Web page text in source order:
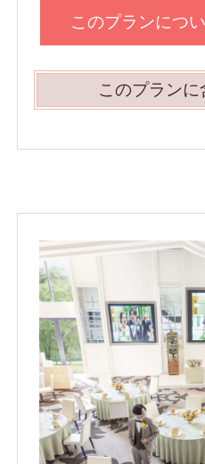
このプランにつ
このプラン